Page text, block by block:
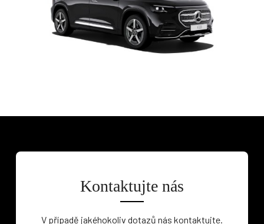
Kontaktujte nás
V případě jakéhokoliv dotazů nás kontaktujte.